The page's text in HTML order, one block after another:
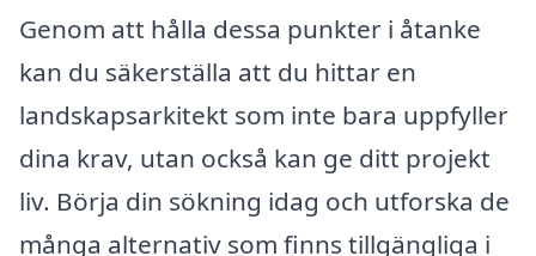
Genom att hålla dessa punkter i åtanke
kan du säkerställa att du hittar en
landskapsarkitekt som inte bara uppfyller
dina krav, utan också kan ge ditt projekt
liv. Börja din sökning idag och utforska de
många alternativ som finns tillgängliga i